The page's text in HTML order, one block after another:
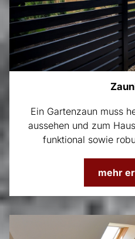
Ein Gartenzaun muss
aussehen und zum
funktional sowie
mehr